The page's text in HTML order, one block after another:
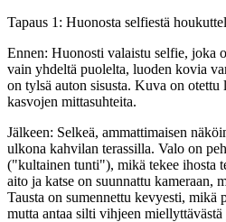
Tapaus 1: Huonosta selfiestä
Ennen: Huonosti valaistu selfie, joka
vain yhdeltä puolelta, luoden kovia
on tylsä auton sisusta. Kuva on otettu
kasvojen mittasuhteita.
Jälkeen: Selkeä, ammattimaisen
ulkona kahvilan terassilla. Valo on
("kultainen tunti"), mikä tekee ihosta
aito ja katse on suunnattu kameraan,
Tausta on sumennettu kevyesti, mikä
mutta antaa silti vihjeen miellyttävästä